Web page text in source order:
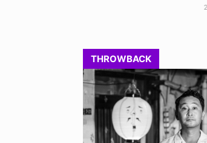
THROWBACK